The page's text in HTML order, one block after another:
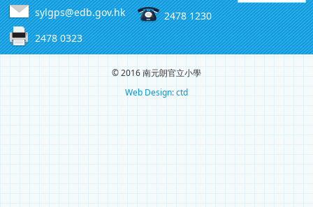
sylgps@edb.gov.hk
2478 1230
2478 0323
© 2016 南元朗官立小學
Web Design: ctd